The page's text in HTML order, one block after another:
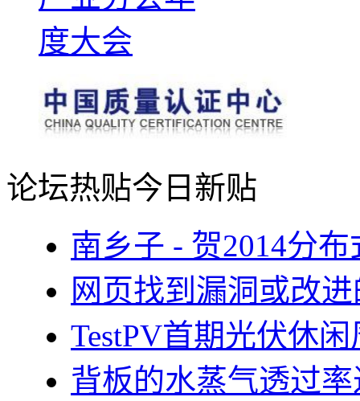
论坛热贴今日新贴
南乡子 - 贺2014分
网页找到漏洞或改
TestPV首期光伏休
背板的水蒸气透过